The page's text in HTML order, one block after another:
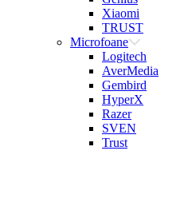
Xiaomi
TRUST
Microfoane
Logitech
AverMedia
Gembird
HyperX
Razer
SVEN
Trust